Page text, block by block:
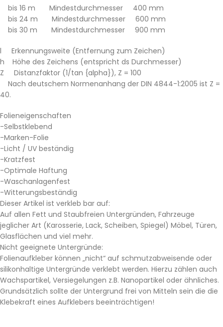
bis 16 m Mindestdurchmesser 400 mm
bis 24 m Mindestdurchmesser 600 mm
bis 30 m Mindestdurchmesser 900 mm
l Erkennungsweite (Entfernung zum Zeichen)
h Höhe des Zeichens (entspricht ds Durchmesser)
Z Distanzfaktor (1/tan {alpha}), Z = 100
Nach deutschem Normenanhang der DIN 4844-1:2005 ist Z =
40.
Folieneigenschaften
-Selbstklebend
-Marken-Folie
-Licht / UV beständig
-Kratzfest
-Optimale Haftung
-Waschanlagenfest
-Witterungsbeständig
Dieser Artikel ist verkleb bar auf:
Auf allen Fett und Staubfreien Untergründen, Fahrzeuge
jeglicher Art (Karosserie, Lack, Scheiben, Spiegel) Möbel, Türen,
Glasflächen und viel mehr.
Nicht geeignete Untergründe:
Folienaufkleber können „nicht“ auf schmutzabweisende oder
silikonhaltige Untergründe verklebt werden. Hierzu zählen auch
Wachspartikel, Versiegelungen z.B. Nanopartikel oder ähnliches.
Grundsätzlich sollte der Untergrund frei von Mitteln sein die die
Klebekraft eines Aufklebers beeinträchtigen!